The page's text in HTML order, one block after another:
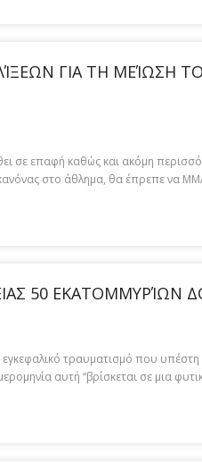
ΓΙΑ ΤΗ ΜΕΊΩΣΗ
σε επαφή καθώς και ακόμη
στο άθλημα, θα έπρεπε να
50 ΕΚΑΤΟΜΜΥΡΊΩΝ
τραυματισμό που
αυτή “βρίσκεται σε μια